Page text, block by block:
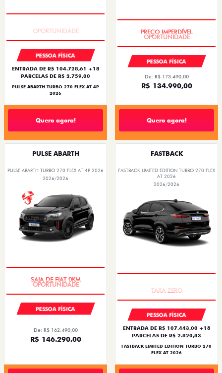
PESSOA FÍSICA
ENTRADA DE R$ 104.728,61 +18
PARCELAS DE R$ 2.759,00
PULSE ABARTH TURBO 270 FLEX AT 4P
2026
Quero agora!
PESSOA FÍSICA
De: R$ 173.490,00
R$ 134.990,00
Quero agora!
PULSE ABARTH
PULSE ABARTH TURBO 270 FLEX AT 4P 2026
2026/2026
PESSOA FÍSICA
De: R$ 162.490,00
R$ 146.290,00
FASTBACK
FASTBACK LIMITED EDITION TURBO 270 FLEX
AT 2026
2026/2026
PESSOA FÍSICA
ENTRADA DE R$ 107.443,00 +18
PARCELAS DE R$ 2.820,83
FASTBACK LIMITED EDITION TURBO 270
FLEX AT 2026